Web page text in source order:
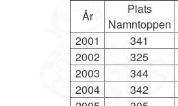
År
Plats
Namntoppen
2001
341
2002
325
2003
344
2004
342